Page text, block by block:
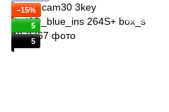
−15%
5
5